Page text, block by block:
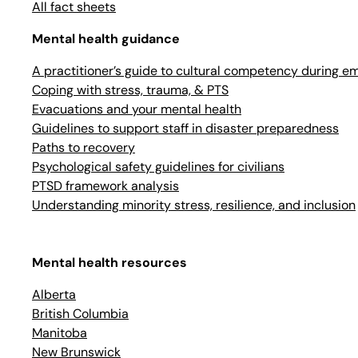
All fact sheets
Mental health guidance
A practitioner’s guide to cultural competency during
Coping with stress, trauma, & PTS
Evacuations and your mental health
Guidelines to support staff in disaster preparedness
Paths to recovery
Psychological safety guidelines for civilians
PTSD framework analysis
Understanding minority stress, resilience, and inclusion
Mental health resources
Alberta
British Columbia
Manitoba
New Brunswick